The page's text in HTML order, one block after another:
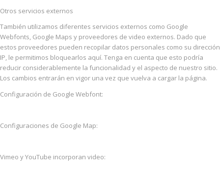
Otros servicios externos
También utilizamos diferentes servicios externos como Google
Webfonts, Google Maps y proveedores de video externos. Dado que
estos proveedores pueden recopilar datos personales como su dirección
IP, le permitimos bloquearlos aquí. Tenga en cuenta que esto podría
reducir considerablemente la funcionalidad y el aspecto de nuestro sitio.
Los cambios entrarán en vigor una vez que vuelva a cargar la página.
Configuración de Google Webfont:
Configuraciones de Google Map:
Vimeo y YouTube incorporan video: